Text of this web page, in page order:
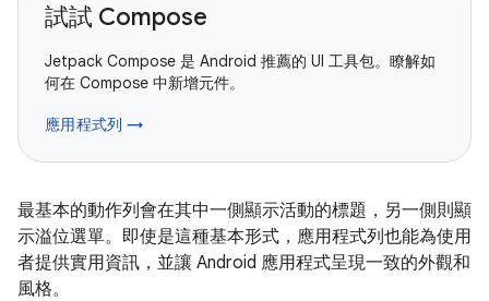
試試 Compose
Jetpack Compose 是 Android 推薦的 UI 工具包。瞭解如
何在 Compose 中新增元件。
應用程式列 →
最基本的動作列會在其中一側顯示活動的標題，另一側則顯
示溢位選單。即使是這種基本形式，應用程式列也能為使用
者提供實用資訊，並讓 Android 應用程式呈現一致的外觀和
風格。